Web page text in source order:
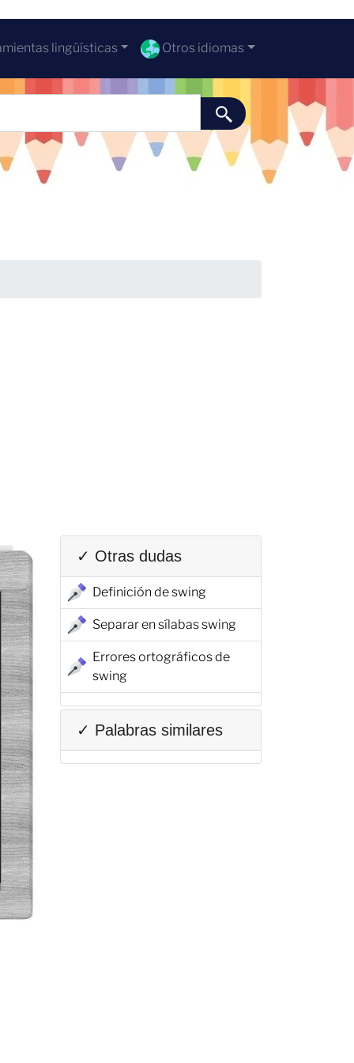
lingüísticas Otros idiomas
✓ Otras dudas
Definición de swing
Separar en sílabas swing
Errores ortográficos de
swing
✓ Palabras similares